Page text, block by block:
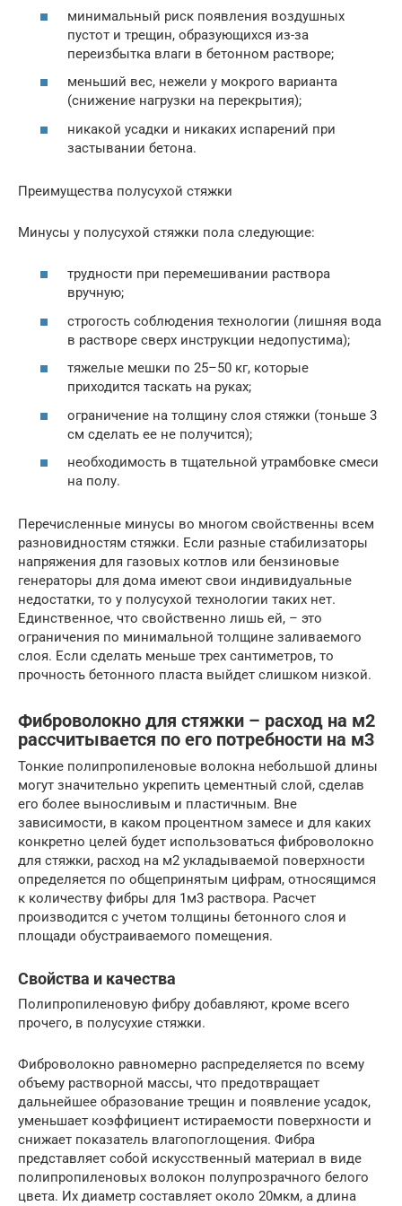
минимальный риск появления воздушных
пустот и трещин, образующихся из-за
переизбытка влаги в бетонном растворе;
меньший вес, нежели у мокрого варианта
(снижение нагрузки на перекрытия);
никакой усадки и никаких испарений при
застывании бетона.
Преимущества полусухой стяжки
Минусы у полусухой стяжки пола следующие:
трудности при перемешивании раствора
вручную;
строгость соблюдения технологии (лишняя вода
в растворе сверх инструкции недопустима);
тяжелые мешки по 25–50 кг, которые
приходится таскать на руках;
ограничение на толщину слоя стяжки (тоньше 3
см сделать ее не получится);
необходимость в тщательной утрамбовке смеси
на полу.
Перечисленные минусы во многом свойственны всем
разновидностям стяжки. Если разные стабилизаторы
напряжения для газовых котлов или бензиновые
генераторы для дома имеют свои индивидуальные
недостатки, то у полусухой технологии таких нет.
Единственное, что свойственно лишь ей, – это
ограничения по минимальной толщине заливаемого
слоя. Если сделать меньше трех сантиметров, то
прочность бетонного пласта выйдет слишком низкой.
Фиброволокно для стяжки – расход на м2
рассчитывается по его потребности на м3
Тонкие полипропиленовые волокна небольшой длины
могут значительно укрепить цементный слой, сделав
его более выносливым и пластичным. Вне
зависимости, в каком процентном замесе и для каких
конкретно целей будет использоваться фиброволокно
для стяжки, расход на м2 укладываемой поверхности
определяется по общепринятым цифрам, относящимся
к количеству фибры для 1м3 раствора. Расчет
производится с учетом толщины бетонного слоя и
площади обустраиваемого помещения.
Свойства и качества
Полипропиленовую фибру добавляют, кроме всего
прочего, в полусухие стяжки.
Фиброволокно равномерно распределяется по всему
объему растворной массы, что предотвращает
дальнейшее образование трещин и появление усадок,
уменьшает коэффициент истираемости поверхности и
снижает показатель влагопоглощения. Фибра
представляет собой искусственный материал в виде
полипропиленовых волокон полупрозрачного белого
цвета. Их диаметр составляет около 20мкм, а длина